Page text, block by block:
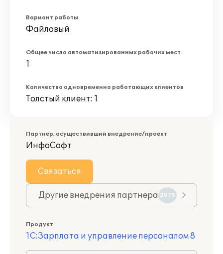
Вариант работы
Файловый
Общее число автоматизированных рабочих мест
1
Количество одновременно работающих клиентов
Толстый клиент: 1
Партнер, осуществивший внедрение/проект
ИнфоСофт
Связаться
Другие внедрения партнера 2075
Продукт
1С:Зарплата и управление персоналом 8